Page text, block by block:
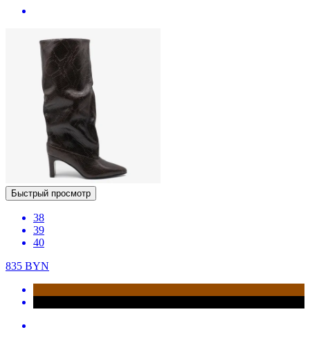
Быстрый просмотр
38
39
40
835 BYN